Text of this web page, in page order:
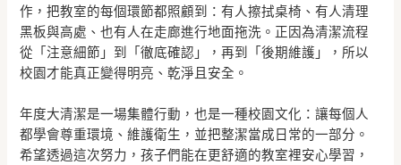
作，把教室的每個環節都照顧到：有人擦拭桌椅、有人清理
黑板與高處、也有人在走廊進行地面拖洗。正因為清潔流程
從「注意細節」到「徹底確認」，再到「後期維護」，所以
校園才能真正變得明亮、乾淨且安全。
年度大清潔是一場集體行動，也是一種校園文化：讓每個人
都學會尊重環境、維護衛生，並把整潔當成日常的一部分。
希望透過這次努力，孩子們能在更舒適的教室裡安心學習，